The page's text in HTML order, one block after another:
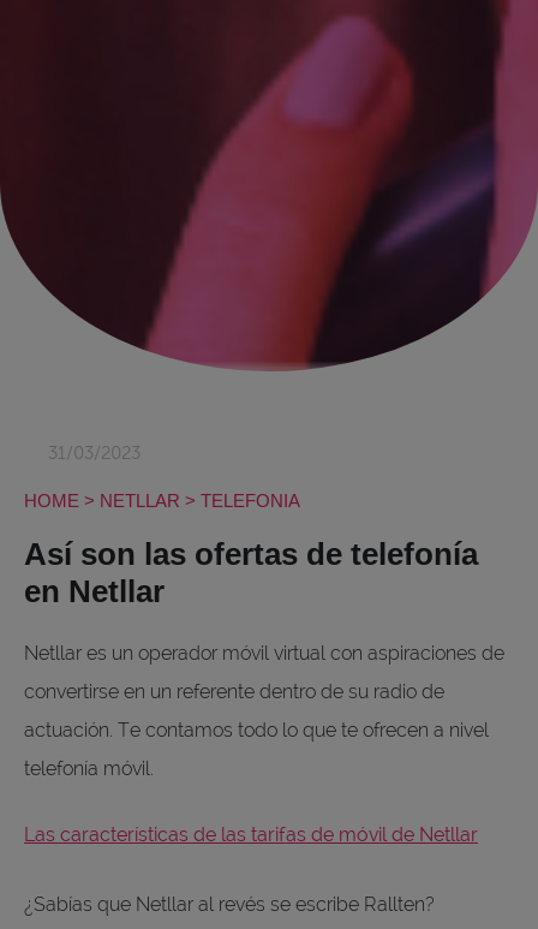
31/03/2023
HOME > NETLLAR > TELEFONIA
Así son las ofertas de telefonía
en Netllar
Netllar es un operador móvil virtual con aspiraciones de
convertirse en un referente dentro de su radio de
actuación. Te contamos todo lo que te ofrecen a nivel
telefonía móvil.
Las características de las tarifas de móvil de Netllar
¿Sabías que Netllar al revés se escribe Rallten?